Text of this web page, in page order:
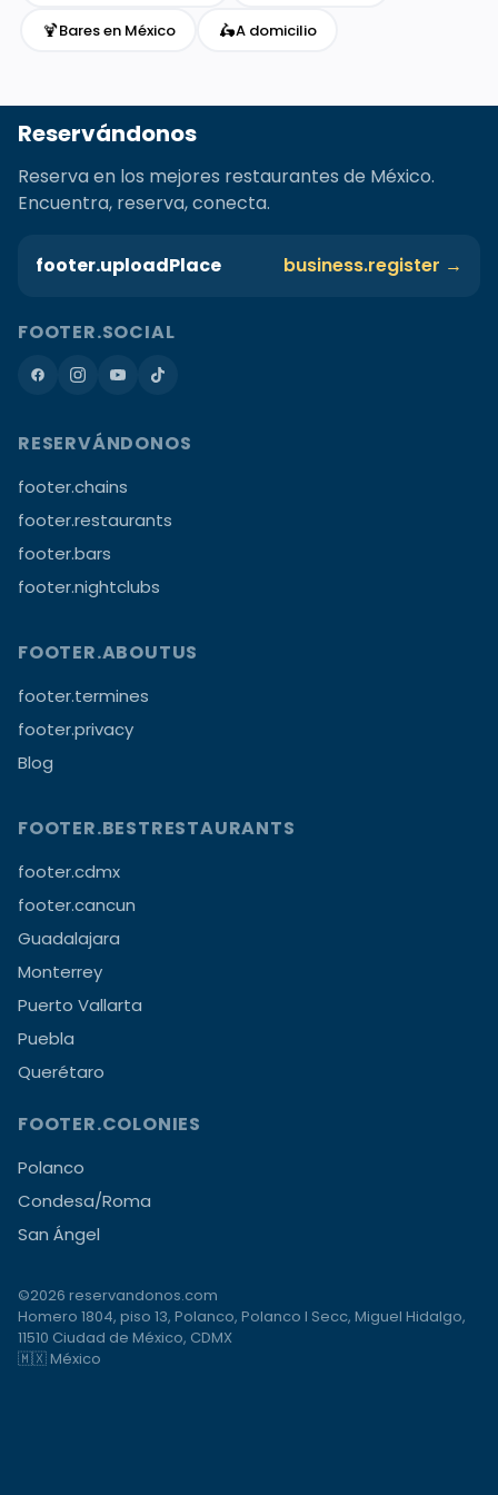
🍹Bares en México 🛵A domicilio
Reservándonos
Reserva en los mejores restaurantes de México.
Encuentra, reserva, conecta.
footer.uploadPlace business.register →
FOOTER.SOCIAL
RESERVÁNDONOS
footer.chains
footer.restaurants
footer.bars
footer.nightclubs
FOOTER.ABOUTUS
footer.termines
footer.privacy
Blog
FOOTER.BESTRESTAURANTS
footer.cdmx
footer.cancun
Guadalajara
Monterrey
Puerto Vallarta
Puebla
Querétaro
FOOTER.COLONIES
Polanco
Condesa/Roma
San Ángel
©2026 reservandonos.com
Homero 1804, piso 13, Polanco, Polanco I Secc, Miguel Hidalgo,
11510 Ciudad de México, CDMX
🇲🇽 México